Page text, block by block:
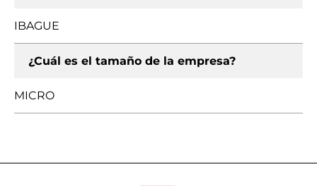
IBAGUE
¿Cuál es el tamaño de la empresa?
MICRO